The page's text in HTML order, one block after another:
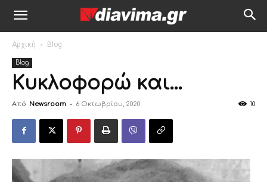
Αρχική Blog
Blog
Κυκλοφορώ και…
Από Newsroom - 6 Οκτωβρίου, 2020 10